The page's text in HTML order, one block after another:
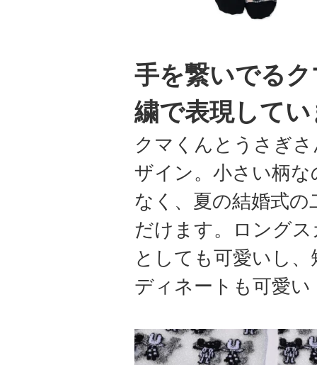
手を繋いでる
繍で表現して
クマくんとうさぎ
ザイン。小さい柄
なく、夏の結婚式
だけます。ロング
としても可愛いし
ディネートも可愛